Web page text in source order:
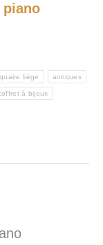
liège antiques
à bijoux